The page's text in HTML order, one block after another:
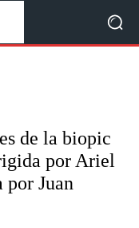
de la biopic
por Ariel
Juan